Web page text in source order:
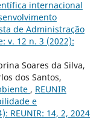
internacional
de Administração
v. 12 n. 3 (2022):
Soares da Silva,
dos Santos,
, REUNIR
e
REUNIR: 14, 2, 2024